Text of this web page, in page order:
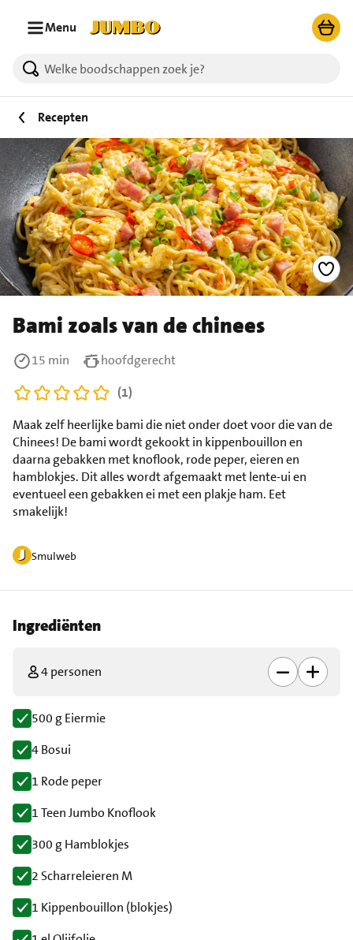
Menu
Recepten
Bami zoals van de chinees
Smulweb
Maak zelf heerlijke bami die niet onder doet voor die van de
Chinees! De bami wordt gekookt in kippenbouillon en
daarna gebakken met knoflook, rode peper, eieren en
hamblokjes. Dit alles wordt afgemaakt met lente-ui en
eventueel een gebakken ei met een plakje ham. Eet
smakelijk!
15 min
hoofdgerecht
(1)
Ingrediënten
4 personen
500 g Eiermie
4 Bosui
1 Rode peper
1 Teen Jumbo Knoflook
300 g Hamblokjes
2 Scharreleieren M
1 Kippenbouillon (blokjes)